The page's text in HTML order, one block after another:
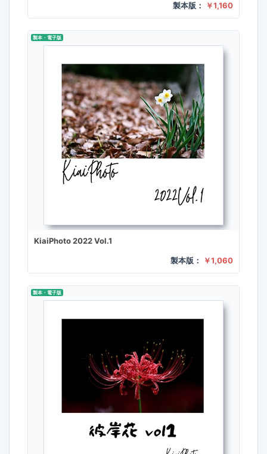
製本版： ￥1,160
製本・電子版
KiaiPhoto 2022 Vol.1
製本版： ￥1,060
製本・電子版